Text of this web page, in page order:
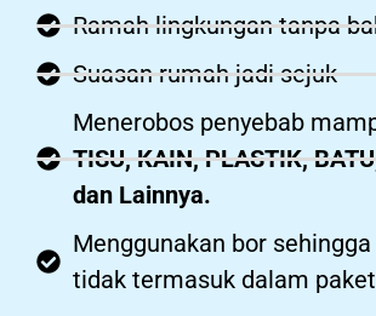
Ramah lingkungan tanpa
Suasan rumah jadi sejuk
Menerobos penyebab
TISU, KAIN, PLASTIK,
dan Lainnya.
Menggunakan bor
tidak termasuk dalam